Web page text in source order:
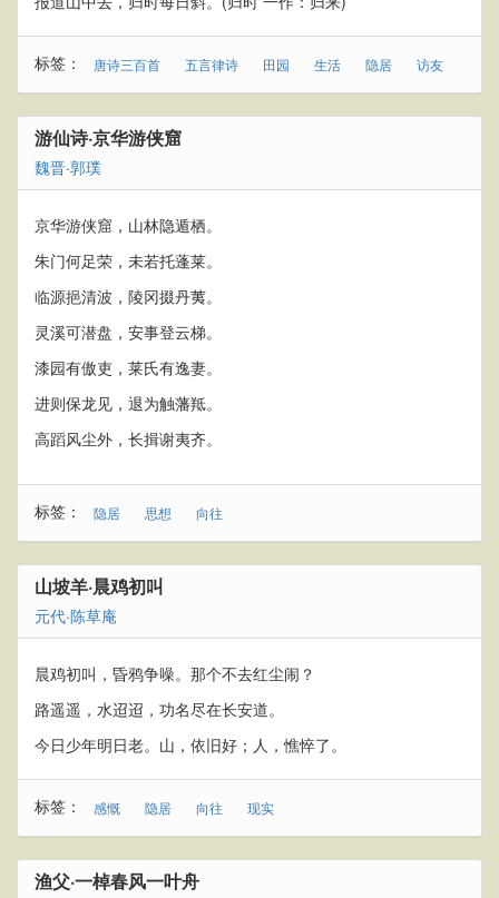
标签： 唐诗三百首 五言律诗 田园 生活 隐居 访友
游仙诗·京华游侠窟
魏晋·郭璞
京华游侠窟，山林隐遁栖。
朱门何足荣，未若托蓬莱。
临源挹清波，陵冈掇丹荑。
灵溪可潜盘，安事登云梯。
漆园有傲吏，莱氏有逸妻。
进则保龙见，退为触藩羝。
高蹈风尘外，长揖谢夷齐。
标签： 隐居 思想 向往
山坡羊·晨鸡初叫
元代·陈草庵
晨鸡初叫，昏鸦争噪。那个不去红尘闹？
路遥遥，水迢迢，功名尽在长安道。
今日少年明日老。山，依旧好；人，憔悴了。
标签： 感慨 隐居 向往 现实
渔父·一棹春风一叶舟